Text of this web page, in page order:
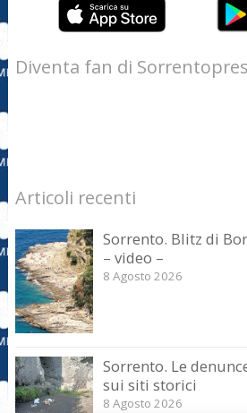
Diventa fan di
Articoli recenti
Sorrento. Blitz di
– video –
8 Agosto 2026
Sorrento. Le
sui siti storici
8 Agosto 2026